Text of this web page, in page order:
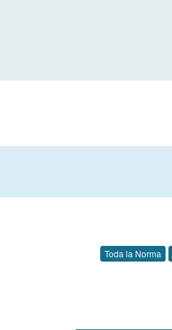
Toda la Norma